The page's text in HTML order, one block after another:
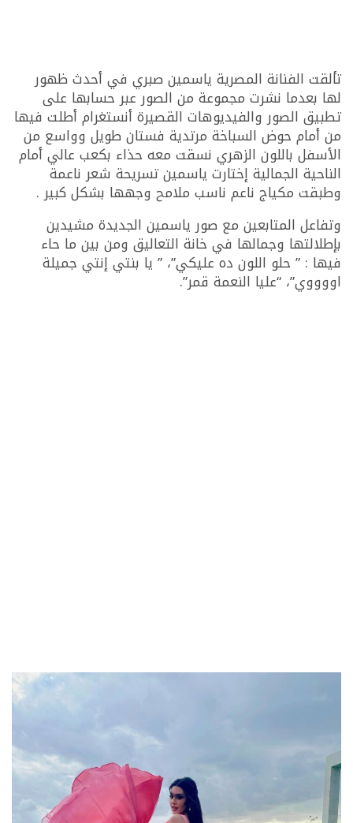
تألقت الفنانة المصرية ياسمين صبري في أحدث ظهور
لها بعدما نشرت مجموعة من الصور عبر حسابها على
تطبيق الصور والفيديوهات القصيرة أنستغرام أطلت فيها
من أمام حوض السباخة مرتدية فستان طويل وواسع من
الأسفل باللون الزهري نسقت معه حذاء بكعب عالي أمام
الناحية الجمالية إختارت ياسمين تسريحة شعر ناعمة
وطبقت مكياج ناعم ناسب ملامح وجهها بشكل كبير .
وتفاعل المتابعين مع صور ياسمين الجديدة مشيدين
بإطلالتها وجمالها في خانة التعاليق ومن بين ما حاء
فيها : ” حلو اللون ده عليكي”، ” يا بنتي إنتي جميلة
اووووي”، “عليا النعمة قمر”.